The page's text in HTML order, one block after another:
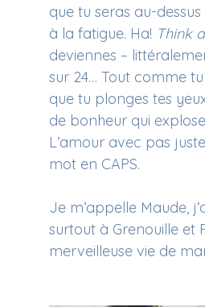
que tu seras au-
à la fatigue. Ha! Think
deviennes –
sur 24… Tout comme
que tu plonges tes
de bonheur qui
L’amour avec pas
mot en CAPS.
Je m’appelle Maude,
surtout à Grenouille et
merveilleuse vie de